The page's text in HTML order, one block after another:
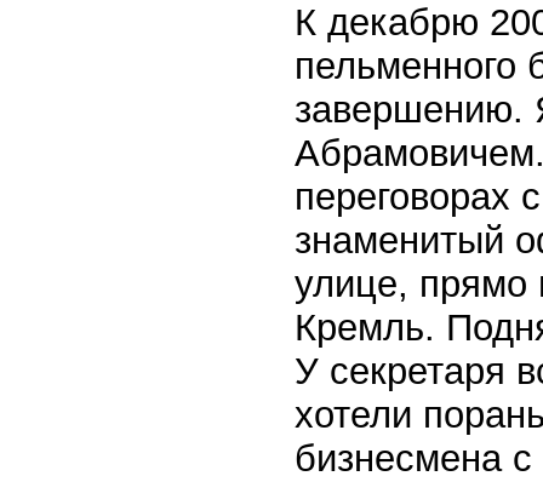
К декабрю
пельменного
завершению.
переговорах
знаменитый
улице, прямо
Кремль.
У секретаря
хотели
бизнесмена